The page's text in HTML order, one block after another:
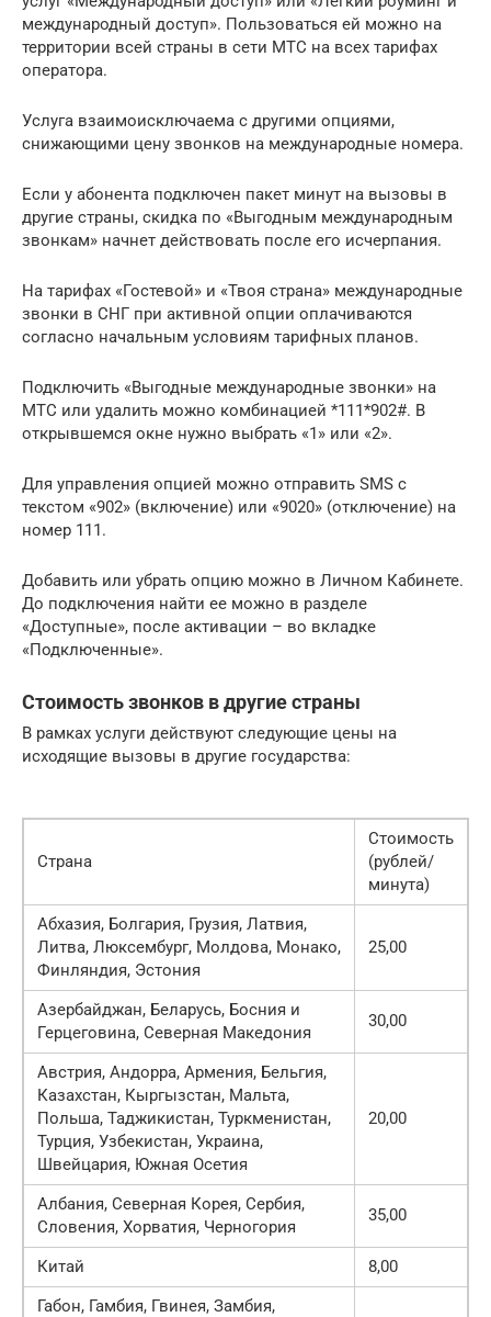
международный доступ». Пользоваться ей можно на
территории всей страны в сети МТС на всех тарифах
оператора.
Услуга взаимоисключаема с другими опциями,
снижающими цену звонков на международные номера.
Если у абонента подключен пакет минут на вызовы в
другие страны, скидка по «Выгодным международным
звонкам» начнет действовать после его исчерпания.
На тарифах «Гостевой» и «Твоя страна» международные
звонки в СНГ при активной опции оплачиваются
согласно начальным условиям тарифных планов.
Подключить «Выгодные международные звонки» на
МТС или удалить можно комбинацией *111*902#. В
открывшемся окне нужно выбрать «1» или «2».
Для управления опцией можно отправить SMS с
текстом «902» (включение) или «9020» (отключение) на
номер 111.
Добавить или убрать опцию можно в Личном Кабинете.
До подключения найти ее можно в разделе
«Доступные», после активации – во вкладке
«Подключенные».
Стоимость звонков в другие страны
В рамках услуги действуют следующие цены на
исходящие вызовы в другие государства:
Страна
Стоимость
(рублей/
минута)
Абхазия, Болгария, Грузия, Латвия,
Литва, Люксембург, Молдова, Монако,
Финляндия, Эстония
25,00
Азербайджан, Беларусь, Босния и
Герцеговина, Северная Македония
30,00
Австрия, Андорра, Армения, Бельгия,
Казахстан, Кыргызстан, Мальта,
Польша, Таджикистан, Туркменистан,
Турция, Узбекистан, Украина,
Швейцария, Южная Осетия
20,00
Албания, Северная Корея, Сербия,
Словения, Хорватия, Черногория
35,00
Китай
8,00
Габон, Гамбия, Гвинея, Замбия,